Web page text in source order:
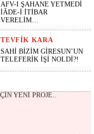
AFV-I ŞAHANE YETMEDİ
İÂDE-İ İTİBAR
VERELİM…
TEVFIK KARA
SAHİ BİZİM GİRESUN’UN
TELEFERİK İŞİ NOLDİ?!